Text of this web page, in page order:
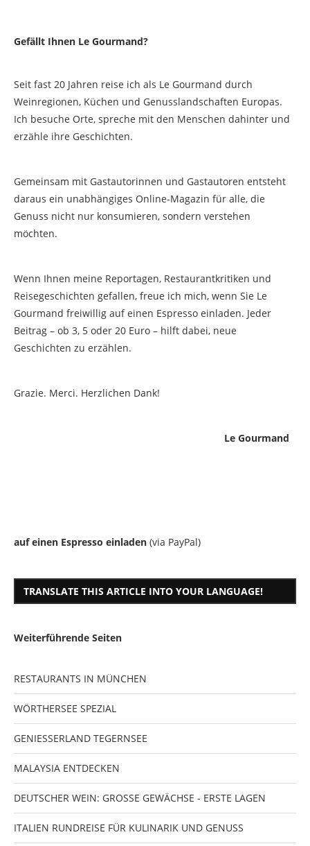
Gefällt Ihnen Le Gourmand?
Seit fast 20 Jahren reise ich als Le Gourmand durch
Weinregionen, Küchen und Genusslandschaften Europas.
Ich besuche Orte, spreche mit den Menschen dahinter und
erzähle ihre Geschichten.
Gemeinsam mit Gastautorinnen und Gastautoren entsteht
daraus ein unabhängiges Online-Magazin für alle, die
Genuss nicht nur konsumieren, sondern verstehen
möchten.
Wenn Ihnen meine Reportagen, Restaurantkritiken und
Reisegeschichten gefallen, freue ich mich, wenn Sie Le
Gourmand freiwillig auf einen Espresso einladen. Jeder
Beitrag – ob 3, 5 oder 20 Euro – hilft dabei, neue
Geschichten zu erzählen.
Grazie. Merci. Herzlichen Dank!
Le Gourmand
auf einen Espresso einladen (via PayPal)
TRANSLATE THIS ARTICLE INTO YOUR LANGUAGE!
Weiterführende Seiten
RESTAURANTS IN MÜNCHEN
WÖRTHERSEE SPEZIAL
GENIESSERLAND TEGERNSEE
MALAYSIA ENTDECKEN
DEUTSCHER WEIN: GROSSE GEWÄCHSE - ERSTE LAGEN
ITALIEN RUNDREISE FÜR KULINARIK UND GENUSS